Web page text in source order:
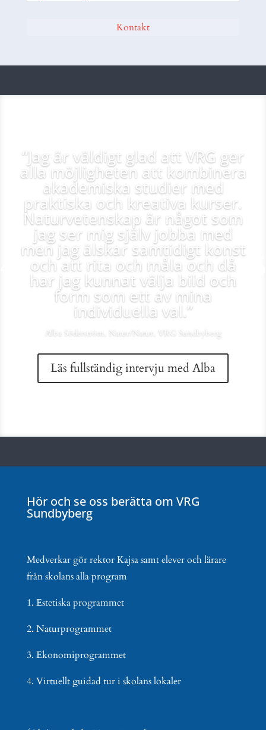
Kontakt
“Jag är väldigt glad att VRG ger
alla möjligheten att kombinera
akademiska studier med
praktiska och kreativa kurser.
Naturvetenskap är något som
jag ser mig själv jobba med
men jag älskar samtidigt konst
och att rita och måla och då
har jag kunnat välja bild och
form som ett av mina
individuella val.”
Alba Söderström, Natur/Natur, VRG Sundbyberg
Läs fullständig intervju med Alba
Hör och se oss berätta om VRG
Sundbyberg
Medverkar gör rektor Kajsa samt elever och lärare
från skolans alla program
1. Estetiska programmet
2. Naturprogrammet
3. Ekonomiprogrammet
4. Virtuellt guidad tur i skolans lokaler